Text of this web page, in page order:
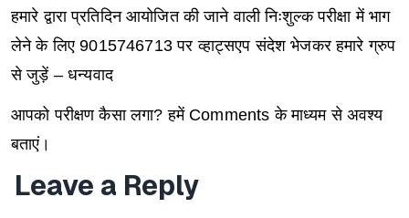
हमारे द्वारा प्रतिदिन आयोजित की जाने वाली निःशुल्क परीक्षा में भाग
लेने के लिए9015746713पर व्हाट्सएप संदेश भेजकर हमारे ग्रुप
से जुड़ें – धन्यवाद
आपको परीक्षण कैसा लगा?हमें Commentsके माध्यम से अवश्य
बताएं।
Leave a Reply